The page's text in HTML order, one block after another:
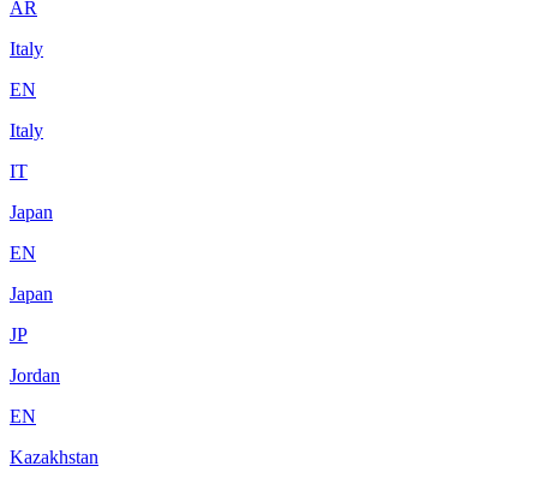
AR
Italy
EN
Italy
IT
Japan
EN
Japan
JP
Jordan
EN
Kazakhstan